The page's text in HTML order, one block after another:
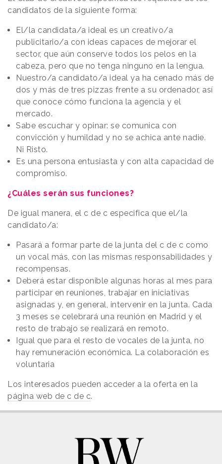
candidatos de la siguiente forma:
El/la candidata/a ideal es un creativo/a
publicitario/a con ideas capaces de mejorar el
sector, que aún conserve todos los pelos en la
cabeza, pero que no tenga ninguno en la lengua.
Nuestro/a candidato/a ideal ya ha cenado más de
dos y más de tres pizzas frente a su ordenador, así
que conoce cómo funciona la agencia y el
mercado.
Sabe escuchar y opinar: se comunica con
convicción y humildad y no se achica ante nadie.
Ni Risto.
Es una persona entusiasta y con alta capacidad de
compromiso.
¿Cuáles serán sus funciones?
De igual manera, el c de c especifica que el/la
candidato/a:
Pasará a formar parte de la junta del c de c como
un vocal más, con las mismas responsabilidades y
recompensas.
Deberá estar disponible algunas horas al mes para
participar en reuniones, trabajar en iniciativas
asignadas y, en general, intervenir en la junta. Cada
3 meses se celebrará una reunión en Madrid y el
resto de trabajo se realizará en remoto.
Igual que para el resto de vocales de la junta, no
hay remuneración económica. La colaboración es
voluntaria
Los interesados pueden acceder a la oferta en la
página web de c de c.